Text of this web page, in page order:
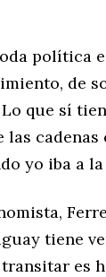
política
de
que sí
yo iba a la
tiene
es